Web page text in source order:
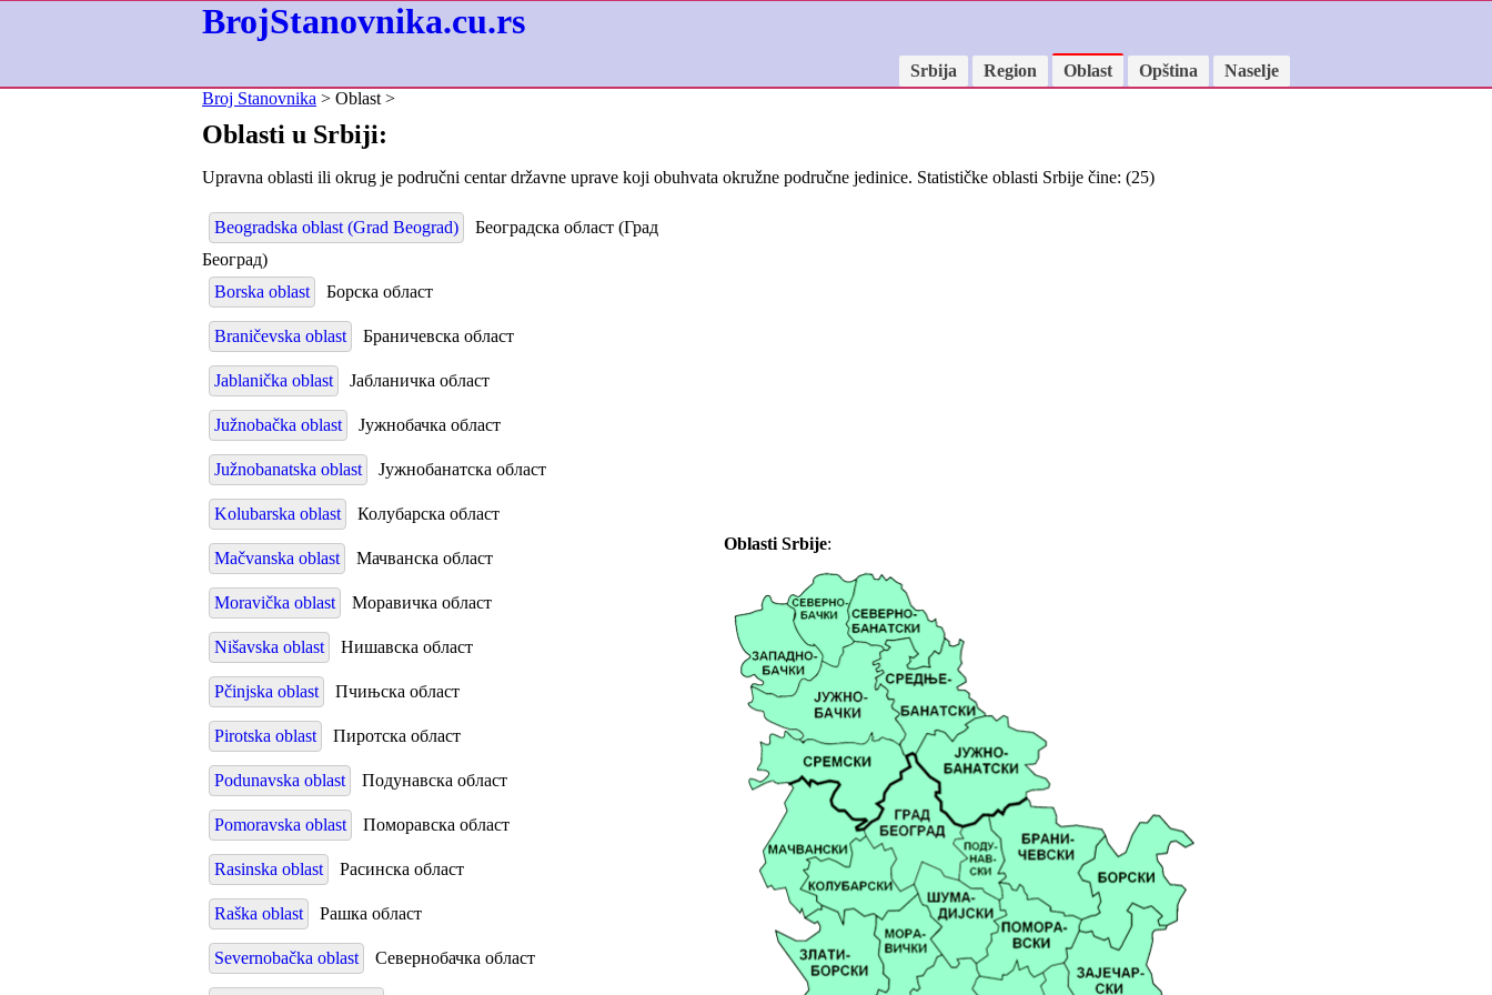
BrojStanovnika.cu.rs
Srbija Region Oblast Opština
Naselje
Broj Stanovnika > Oblast >
Oblasti u Srbiji:
Upravna oblasti ili okrug je područni centar državne uprave koji obuhvata okružne područne jedinice. Statističke oblasti Srbije čine: (25)
Beogradska oblast (Grad Beograd)
Београдска област (Град
Београд)
Borska oblast
Борска област
Braničevska oblast Браничевска област
Jablanička oblast Јабланичка област
Južnobačka oblast Јужнобачка област
Južnobanatska oblast Јужнобанатска област
Kolubarska oblast Колубарска област
Mačvanska oblast Мачванска област
Moravička oblast Моравичка област
Nišavska oblast Нишавска област
Pčinjska oblast Пчињска област
Pirotska oblast Пиротска област
Podunavska oblast Подунавска област
Pomoravska oblast Поморавска област
Rasinska oblast Расинска област
Raška oblast Рашка област
Severnobačka oblast Севернобачка област
Oblasti Srbije: